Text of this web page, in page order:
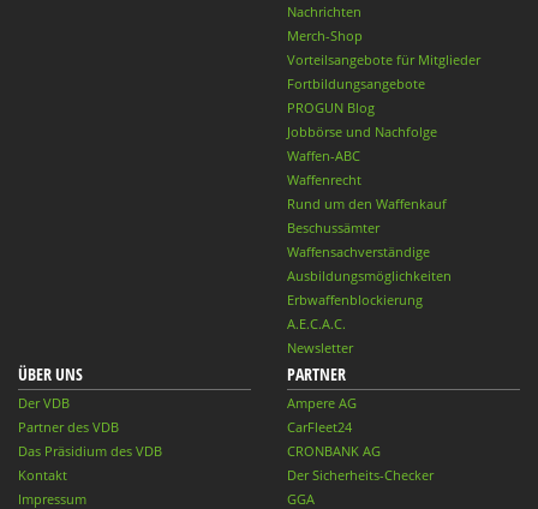
Nachrichten
Merch-Shop
Vorteilsangebote für Mitglieder
Fortbildungsangebote
PROGUN Blog
Jobbörse und Nachfolge
Waffen-ABC
Waffenrecht
Rund um den Waffenkauf
Beschussämter
Waffensachverständige
Ausbildungsmöglichkeiten
Erbwaffenblockierung
A.E.C.A.C.
Newsletter
ÜBER UNS
Der VDB
Partner des VDB
Das Präsidium des VDB
Kontakt
Impressum
PARTNER
Ampere AG
CarFleet24
CRONBANK AG
Der Sicherheits-Checker
GGA